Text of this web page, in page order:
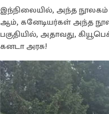
இந்நிலையில், அந்த நூலகம்
ஆம், கனேடியர்கள் அந்த
பகுதியில், அதாவது,
கனடா அரசு!